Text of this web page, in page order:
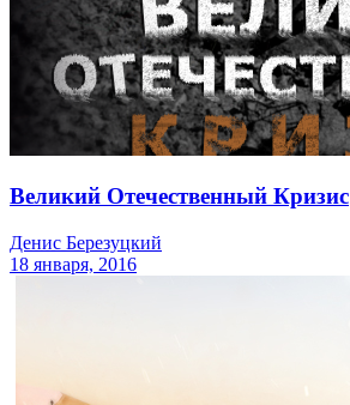
Великий Отечественный Кризис
Денис Березуцкий
18 января, 2016